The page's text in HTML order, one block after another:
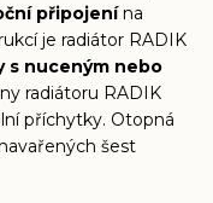
připojenína
je radiátor RADIK
s nuceným nebo
radiátoru RADIK
příchytky. Otopná
šest